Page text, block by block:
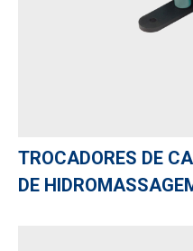
TROCADORES DE
DE